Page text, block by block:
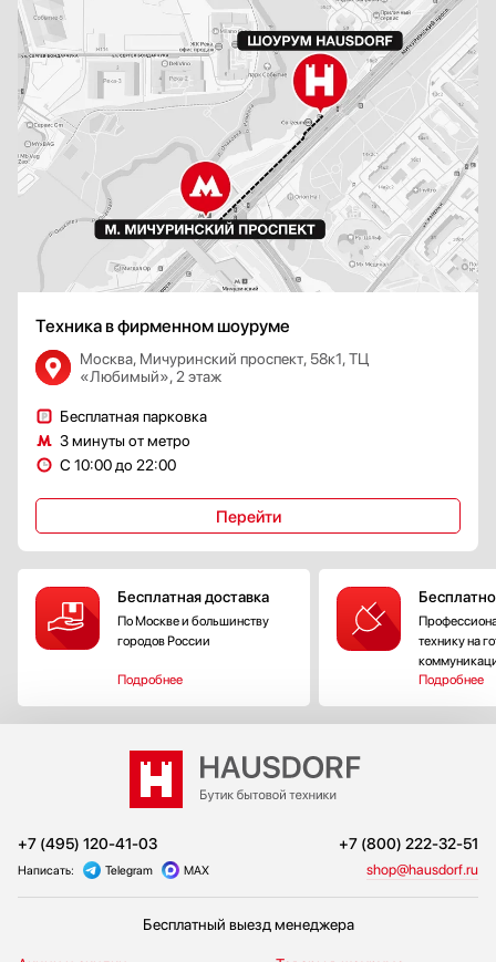
Техника в фирменном шоуруме
Москва, Мичуринский проспект, 58к1, ТЦ
«Любимый», 2 этаж
Бесплатная парковка
3 минуты от метро
С 10:00 до 22:00
Перейти
Бесплатная доставка
По Москве и большинству
городов России
Подробнее
технику на
Подробнее
+7 (495) 120-41-03 +7 (800) 222-32-51
Написать: Telegram MAX shop@hausdorf.ru
Бесплатный выезд менеджера